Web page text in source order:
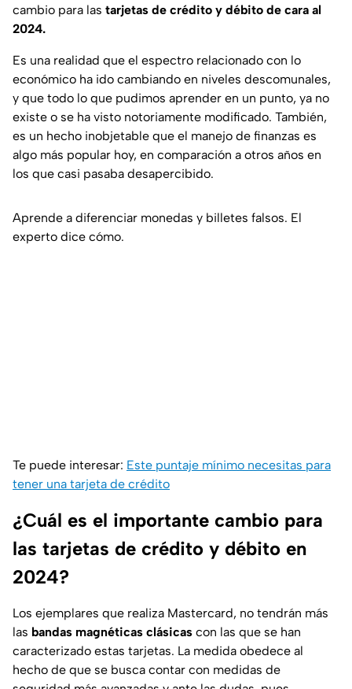
cambio para las tarjetas de crédito y débito de cara al
2024.
Es una realidad que el espectro relacionado con lo
económico ha ido cambiando en niveles descomunales,
y que todo lo que pudimos aprender en un punto, ya no
existe o se ha visto notoriamente modificado. También,
es un hecho inobjetable que el manejo de finanzas es
algo más popular hoy, en comparación a otros años en
los que casi pasaba desapercibido.
Aprende a diferenciar monedas y billetes falsos. El
experto dice cómo.
Te puede interesar: Este puntaje mínimo necesitas para
tener una tarjeta de crédito
¿Cuál es el importante cambio para
las tarjetas de crédito y débito en
2024?
Los ejemplares que realiza Mastercard, no tendrán más
las bandas magnéticas clásicas con las que se han
caracterizado estas tarjetas. La medida obedece al
hecho de que se busca contar con medidas de